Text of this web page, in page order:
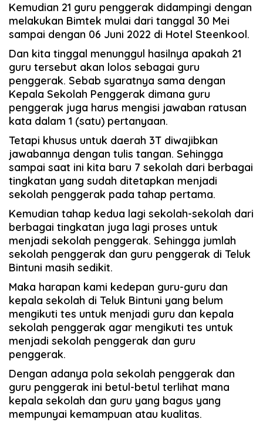
Kemudian 21 guru penggerak didampingi dengan
melakukan Bimtek mulai dari tanggal 30 Mei
sampai dengan 06 Juni 2022 di Hotel Steenkool.
Dan kita tinggal menunggul hasilnya apakah 21
guru tersebut akan lolos sebagai guru
penggerak. Sebab syaratnya sama dengan
Kepala Sekolah Penggerak dimana guru
penggerak juga harus mengisi jawaban ratusan
kata dalam 1 (satu) pertanyaan.
Tetapi khusus untuk daerah 3T diwajibkan
jawabannya dengan tulis tangan. Sehingga
sampai saat ini kita baru 7 sekolah dari berbagai
tingkatan yang sudah ditetapkan menjadi
sekolah penggerak pada tahap pertama.
Kemudian tahap kedua lagi sekolah-sekolah dari
berbagai tingkatan juga lagi proses untuk
menjadi sekolah penggerak. Sehingga jumlah
sekolah penggerak dan guru penggerak di Teluk
Bintuni masih sedikit.
Maka harapan kami kedepan guru-guru dan
kepala sekolah di Teluk Bintuni yang belum
mengikuti tes untuk menjadi guru dan kepala
sekolah penggerak agar mengikuti tes untuk
menjadi sekolah penggerak dan guru
penggerak.
Dengan adanya pola sekolah penggerak dan
guru penggerak ini betul-betul terlihat mana
kepala sekolah dan guru yang bagus yang
mempunyai kemampuan atau kualitas.